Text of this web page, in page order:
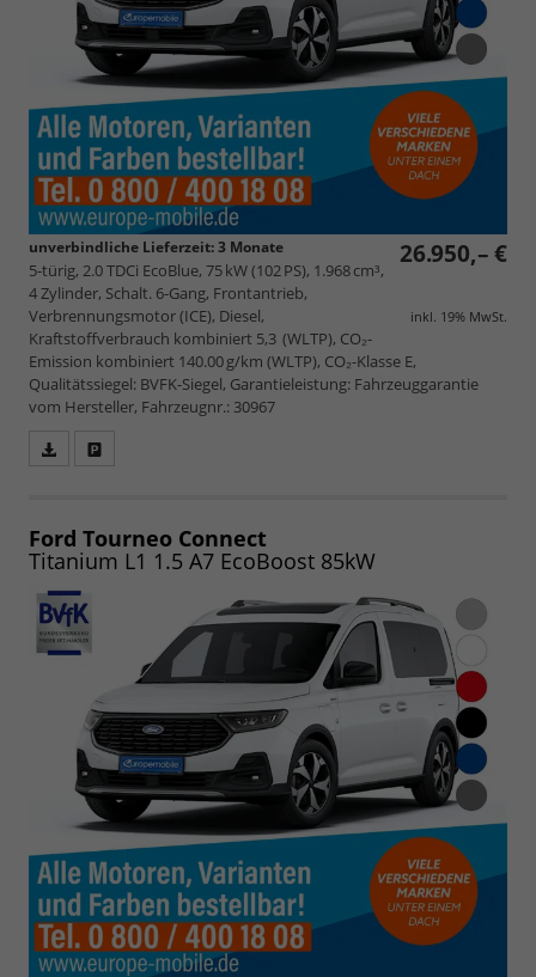
26.950,– €
inkl. 19% MwSt.
unverbindliche Lieferzeit:3 Monate
5-türig, 2.0 TDCi EcoBlue, 75 kW (102 PS), 1.968 cm³,
4 Zylinder, Schalt. 6-Gang, Frontantrieb,
Verbrennungsmotor (ICE), Diesel,
Kraftstoffverbrauch kombiniert 5,3 (WLTP), CO₂-
Emission kombiniert 140.00 g/km (WLTP), CO₂-Klasse E,
Qualitätssiegel: BVFK-Siegel, Garantieleistung: Fahrzeuggarantie
vom Hersteller, Fahrzeugnr.: 30967
speichern/drucken
Ford Tourneo Connect
Titanium L1 1.5 A7 EcoBoost 85kW